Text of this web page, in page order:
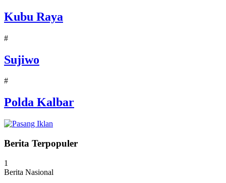
Kubu Raya
#
Sujiwo
#
Polda Kalbar
Berita Terpopuler
1
Berita Nasional